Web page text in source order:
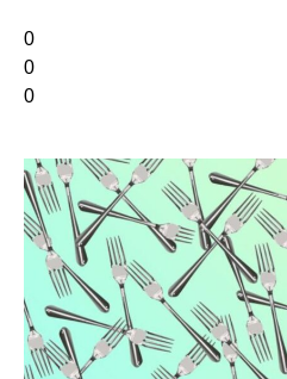
0
0
0